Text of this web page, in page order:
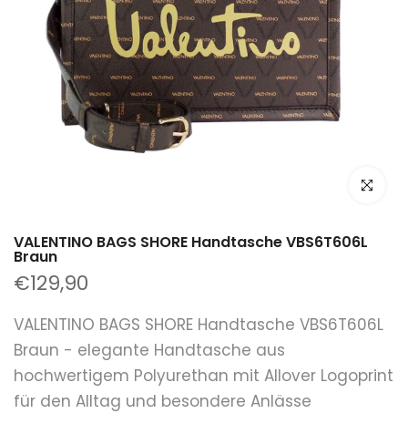
klicken
VALENTINO BAGS SHORE Handtasche VBS6T606L
Braun
€129,90
VALENTINO BAGS SHORE Handtasche VBS6T606L
Braun - elegante Handtasche aus
hochwertigem Polyurethan mit Allover Logoprint
für den Alltag und besondere Anlässe